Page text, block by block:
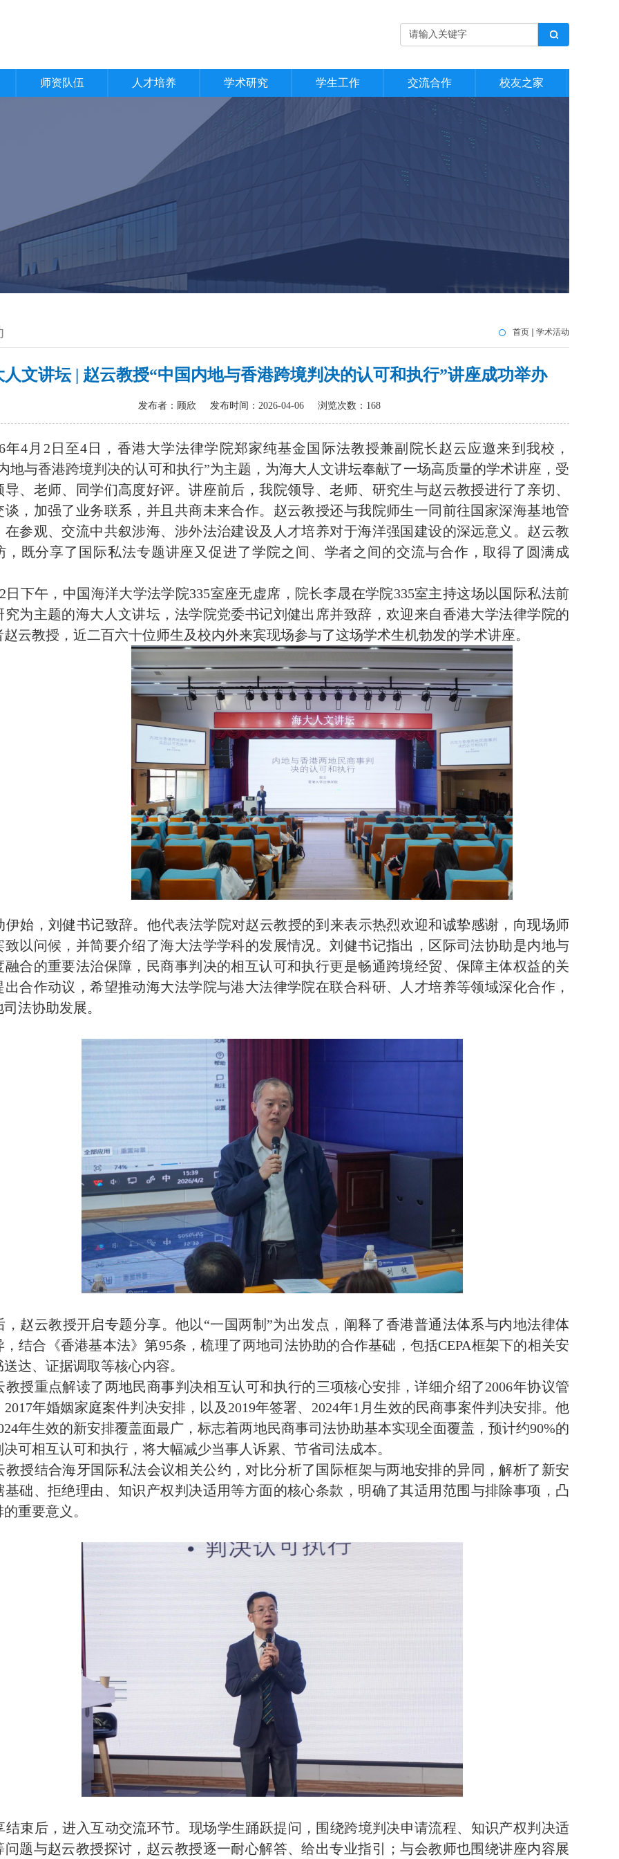
师资队伍 人才培养 学术研究 学生工作 交流合作 校友之家
首页 学术活动
人文讲坛 | 赵云教授“中国内地与香港跨境判决的认可和执行”讲座成功举办
发布者：顾欣 发布时间：2026-04-06 浏览次数： 168
年4 月 2 日至4 日，香港大学法律学院郑家纯基金国际法教授兼副院长赵云应邀来到我校，
地与香港跨境判决的认可和执行”为主题，为海大人文讲坛奉献了一场高质量的学术讲座，受
导、老师、同学们高度好评。讲座前后，我院领导、老师、研究生与赵云教授进行了亲切、
谈，加强了业务联系，并且共商未来合作。赵云教授还与我院师生一同前往国家深海基地管
在参观、交流中共叙涉海、涉外法治建设及人才培养对于海洋强国建设的深远意义。赵云教
，既分享了国际私法专题讲座又促进了学院之间、学者之间的交流与合作，取得了圆满成
2 日下午，中国海洋大学法学院335室座无虚席，院长李晟在学院335室主持这场以国际私法前
究为主题的海大人文讲坛，法学院党委书记刘健出席并致辞，欢迎来自香港大学法律学院的
赵云教授，近二百六十位师生及校内外来宾现场参与了这场学术生机勃发的学术讲座。
伊始，刘健书记致辞。他代表法学院对赵云教授的到来表示热烈欢迎和诚挚感谢，向现场师
致以问候，并简要介绍了海大法学学科的发展情况。刘健书记指出，区际司法协助是内地与
融合的重要法治保障，民商事判决的相互认可和执行更是畅通跨境经贸、保障主体权益的关
出合作动议，希望推动海大法学院与港大法律学院在联合科研、人才培养等领域深化合作，
法协助发展。
，赵云教授开启专题分享。他以“一国两制”为出发点，阐释了香港普通法体系与内地法律体
，结合《香港基本法》第95条，梳理了两地司法协助的合作基础，包括CEPA框架下的相关安
达、证据调取等核心内容。
教授重点解读了两地民商事判决相互认可和执行的三项核心安排，详细介绍了2006年协议管
2017年婚姻家庭案件判决安排，以及 2019年签署、 2024年1 月生效的民商事案件判决安排。他
年生效的新安排覆盖面最广，标志着两地民商事司法协助基本实现全面覆盖，预计约90%的
决可相互认可和执行，将大幅减少当事人诉累、节省司法成本。
教授结合海牙国际私法会议相关公约，对比分析了国际框架与两地安排的异同，解析了新安
础、拒绝理由、 知识产权判决适用等方面的核心条款，明确了其适用范围与排除事项，凸
重要意义。
结束后，进入互动交流环节。现场学生踊跃提问，围绕跨境判决申请流程、知识产权判决适
问题与赵云教授探讨，赵云教授逐一耐心解答、给出专业指引；与会教师也围绕讲座内容展